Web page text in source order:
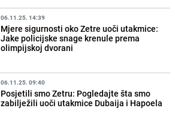
06.11.25. 14:39
Mjere sigurnosti oko Zetre uoči utakmice:
Jake policijske snage krenule prema
olimpijskoj dvorani
06.11.25. 09:40
Posjetili smo Zetru: Pogledajte šta smo
zabilježili uoči utakmice Dubaija i Hapoela